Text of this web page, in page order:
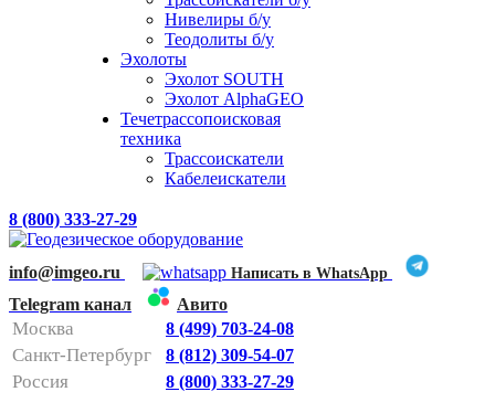
Нивелиры б/у
Теодолиты б/у
Эхолоты
Эхолот SOUTH
Эхолот AlphaGEO
Течетрассопоисковая
техника
Трассоискатели
Кабелеискатели
8 (800) 333-27-29
info@imgeo.ru Написать в WhatsApp
Telegram канал Авито
Москва 8 (499) 703-24-08
Санкт-Петербург 8 (812) 309-54-07
Россия 8 (800) 333-27-29